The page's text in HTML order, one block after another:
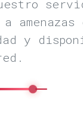
a
y